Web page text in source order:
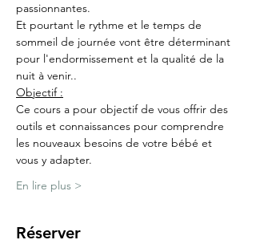
passionnantes.
Et pourtant le rythme et le temps de
sommeil de journée vont être déterminant
pour l'endormissement et la qualité de la
nuit à venir..
Objectif :
Ce cours a pour objectif de vous offrir des
outils et connaissances pour comprendre
les nouveaux besoins de votre bébé et
vous y adapter.
En lire plus >
Réserver